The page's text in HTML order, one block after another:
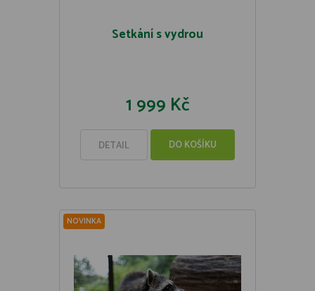
Setkání s vydrou
1 999 Kč
DETAIL DO KOŠÍKU
NOVINKA